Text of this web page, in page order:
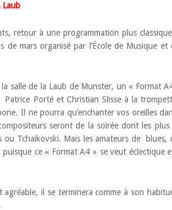
Laub
retour à une programmation plus
mars organisé par l’École de Musique et
salle de la Laub de Munster, un « Format
Porté et Christian Slisse à la
Il ne pourra qu’enchanter vos oreilles
seront de la soirée dont les plus
Tchaïkovski. Mais les amateurs de blues,
ce « Format A4 » se veut éclectique
il se terminera comme à son